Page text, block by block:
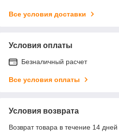
Все условия доставки
Условия оплаты
Безналичный расчет
Все условия оплаты
Условия возврата
Возврат товара в течение 14